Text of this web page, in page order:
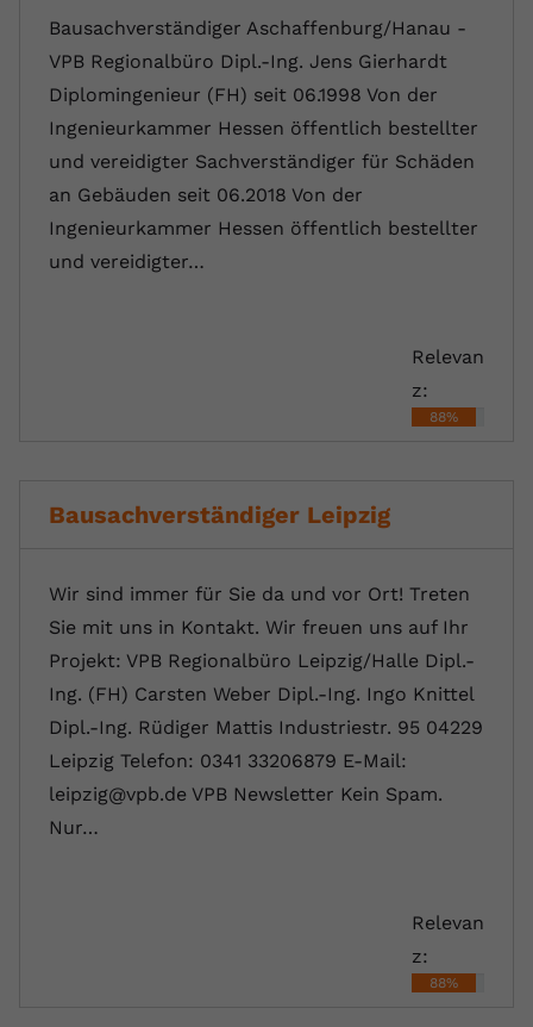
Bausachverständiger Aschaffenburg/Hanau -
VPB Regionalbüro Dipl.-Ing. Jens Gierhardt
Diplomingenieur (FH) seit 06.1998 Von der
Ingenieurkammer Hessen öffentlich bestellter
und vereidigter Sachverständiger für Schäden
an Gebäuden seit 06.2018 Von der
Ingenieurkammer Hessen öffentlich bestellter
und vereidigter…
Relevan
z:
88%
Bausachverständiger Leipzig
Wir sind immer für Sie da und vor Ort! Treten
Sie mit uns in Kontakt. Wir freuen uns auf Ihr
Projekt: VPB Regionalbüro Leipzig/Halle Dipl.-
Ing. (FH) Carsten Weber Dipl.-Ing. Ingo Knittel
Dipl.-Ing. Rüdiger Mattis Industriestr. 95 04229
Leipzig Telefon: 0341 33206879 E-Mail:
leipzig@vpb.de VPB Newsletter Kein Spam.
Nur…
Relevan
z:
88%